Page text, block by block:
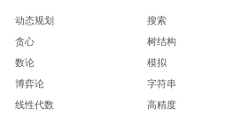
动态规划 搜索
贪心
树结构
数论
模拟
博弈论
字符串
线性代数
高精度